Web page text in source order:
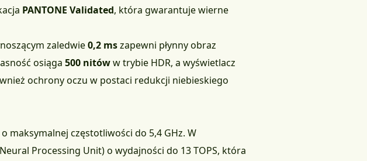
PANTONE Validated, która gwarantuje wierne
zaledwie0,2 mszapewni płynny obraz
osiąga 500 nitóww trybie HDR, a wyświetlacz
ochrony oczu w postaci redukcji niebieskiego
o maksymalnej częstotliwości do 5,4 GHz. W
Processing Unit) o wydajności do 13 TOPS, która